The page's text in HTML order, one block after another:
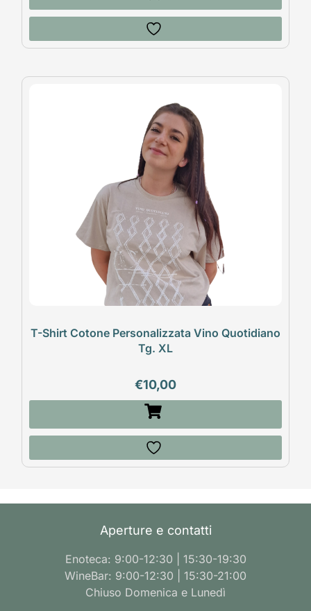
T-Shirt Cotone Personalizzata Vino Quotidiano
Tg. XL
€10,00
Aperture e contatti
Enoteca: 9:00-12:30 | 15:30-19:30
WineBar: 9:00-12:30 | 15:30-21:00
Chiuso Domenica e Lunedì